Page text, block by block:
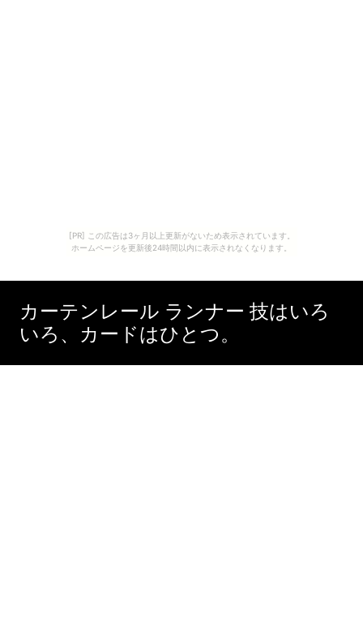
[PR] この広告は3ヶ月以上更新がないため表示されています。
ホームページを更新後24時間以内に表示されなくなります。
カーテンレール ランナー 技はいろ
いろ、カードはひとつ。